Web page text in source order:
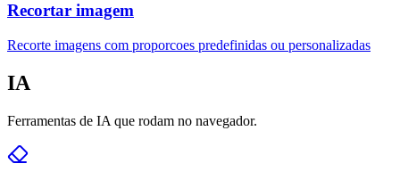
Recortar imagem
Recorte imagens com proporcoes predefinidas ou personalizadas
IA
Ferramentas de IA que rodam no navegador.